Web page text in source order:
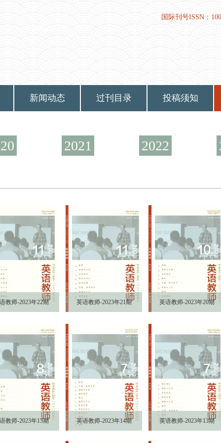
国际刊号ISSN：
新闻动态 过刊目录 投稿须知
2021 2022
教师-2023年22期 英语教师-2023年21期 英语教师-2023年20期
教师-2023年15期 英语教师-2023年14期 英语教师-2023年13期